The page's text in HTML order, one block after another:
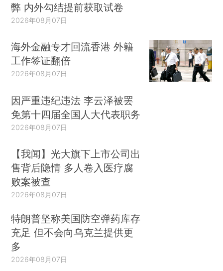
弊 内外勾结提前获取试卷
2026年08月07日
海外金融专才回流香港 外籍
工作签证翻倍
2026年08月07日
因严重违纪违法 李云泽被罢
免第十四届全国人大代表职务
2026年08月07日
【我闻】光大旗下上市公司出
售背后隐情 多人卷入医疗腐
败案被查
2026年08月07日
特朗普坚称美国防空弹药库存
充足 但不会向乌克兰提供更
多
2026年08月07日